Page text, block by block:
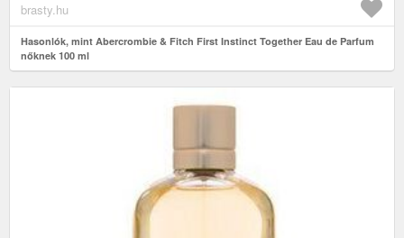
brasty.hu
Hasonlók, mint Abercrombie & Fitch First Instinct Together Eau de Parfum
nőknek 100 ml